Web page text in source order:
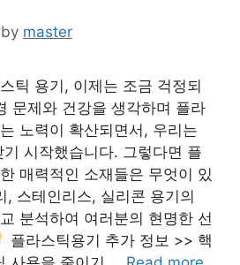
by master
틱 용기, 이제는 조금 걱정되
문제와 건강을 생각하며 플라
노력이 확산되면서, 우리는
시작했습니다. 그렇다면 플
매력적인 소재들은 무엇이 있
, 스테인리스, 실리콘 용기의
분석하여 여러분의 현명한 선
플라스틱용기 추가 정보 >> 핵